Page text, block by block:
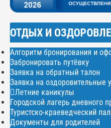
ОТДЫХ И
Алгоритм бронирования и
Забронировать путёвку
Заявка на обратный талон
Заявка на оздоровительные
Летние каникулы
Городской лагерь дневного
Туристско-краеведческий
Документы для родителей